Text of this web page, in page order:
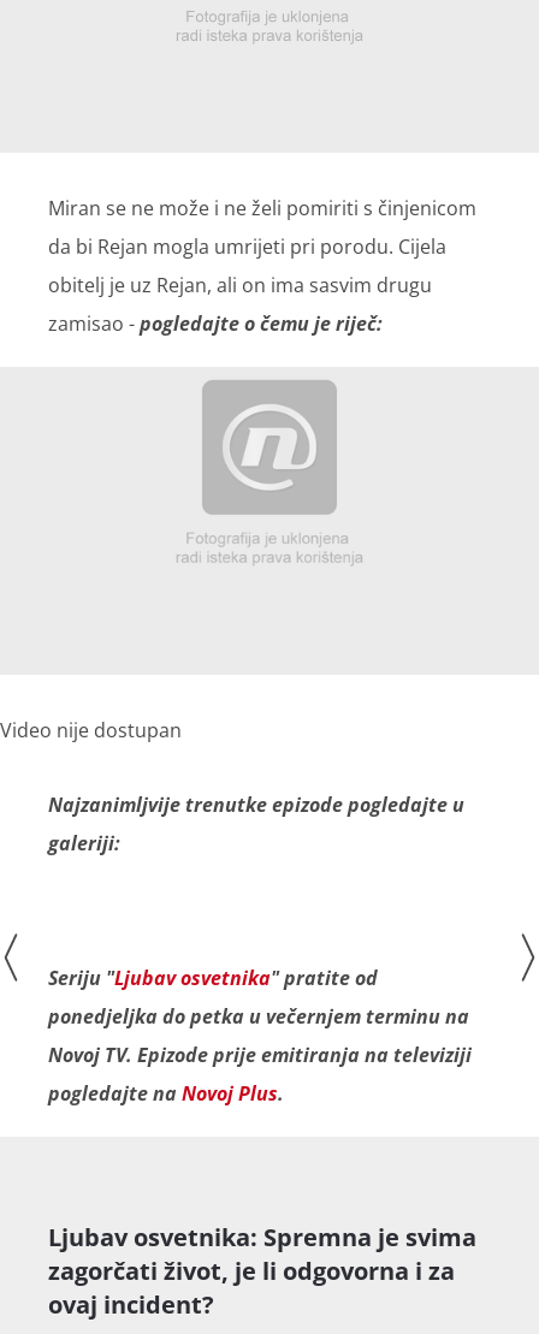
Miran se ne može i ne želi pomiriti s činjenicom
da bi Rejan mogla umrijeti pri porodu. Cijela
obitelj je uz Rejan, ali on ima sasvim drugu
zamisao -pogledajte o čemu je riječ:
Video nije dostupan
Najzanimljvije trenutke epizode pogledajte u
galeriji:
Seriju "Ljubav osvetnika" pratite od
ponedjeljka do petka u večernjem terminu na
Novoj TV. Epizode prije emitiranja na televiziji
pogledajte naNovoj Plus.
Ljubav osvetnika: Spremna je svima
zagorčati život, je li odgovorna i za
ovaj incident?